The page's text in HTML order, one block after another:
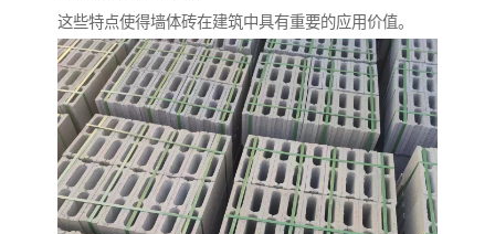
这些特点使得墙体砖在建筑中具有重要的应用价值。